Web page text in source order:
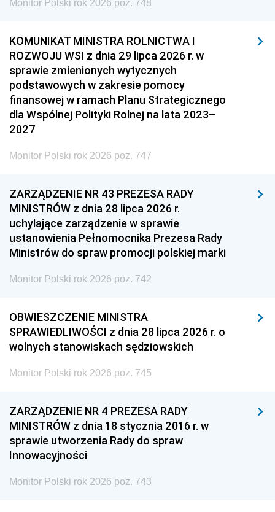
Monitor Polski rok 2026 poz. 748
KOMUNIKAT MINISTRA ROLNICTWA I
ROZWOJU WSI z dnia 29 lipca 2026 r. w
sprawie zmienionych wytycznych
podstawowych w zakresie pomocy
finansowej w ramach Planu Strategicznego
dla Wspólnej Polityki Rolnej na lata 2023–
2027
Monitor Polski rok 2026 poz. 747
ZARZĄDZENIE NR 43 PREZESA RADY
MINISTRÓW z dnia 28 lipca 2026 r.
uchylające zarządzenie w sprawie
ustanowienia Pełnomocnika Prezesa Rady
Ministrów do spraw promocji polskiej marki
Monitor Polski rok 2026 poz. 742
OBWIESZCZENIE MINISTRA
SPRAWIEDLIWOŚCI z dnia 28 lipca 2026 r. o
wolnych stanowiskach sędziowskich
Monitor Polski rok 2026 poz. 745
ZARZĄDZENIE NR 4 PREZESA RADY
MINISTRÓW z dnia 18 stycznia 2016 r. w
sprawie utworzenia Rady do spraw
Innowacyjności
Monitor Polski rok 2026 poz. 743